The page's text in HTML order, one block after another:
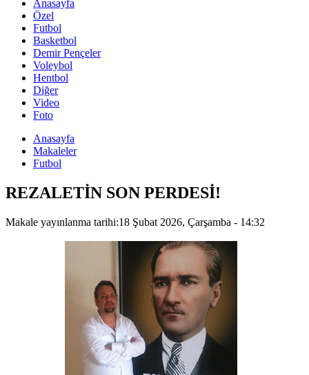
Anasayfa
Özel
Futbol
Basketbol
Demir Pençeler
Voleybol
Hentbol
Diğer
Video
Foto
Anasayfa
Makaleler
Futbol
REZALETİN SON PERDESİ!
Makale yayınlanma tarihi:18 Şubat 2026, Çarşamba - 14:32